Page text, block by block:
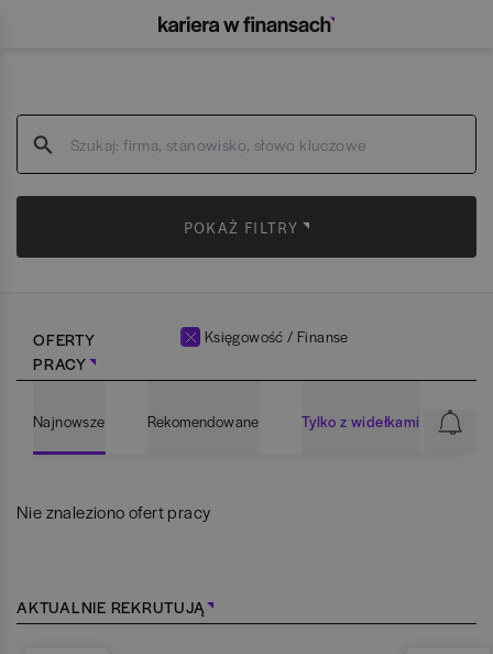
POKAŻ FILTRY
OFERTY
PRACY
Księgowość / Finanse
Najnowsze Rekomendowane Tylko z widełkami
Nie znaleziono ofert pracy
AKTUALNIE REKRUTUJĄ